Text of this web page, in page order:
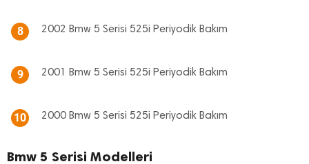
8 2002 Bmw 5 Serisi 525i Periyodik Bakım
9 2001 Bmw 5 Serisi 525i Periyodik Bakım
10 2000 Bmw 5 Serisi 525i Periyodik Bakım
Bmw 5 Serisi Modelleri